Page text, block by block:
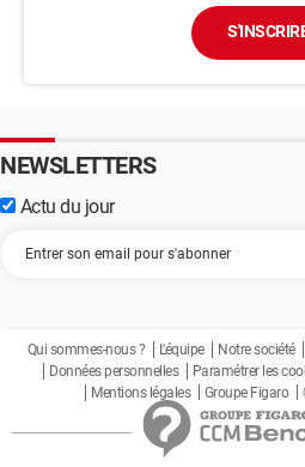
NEWSLETTERS
Actu du jour
Qui sommes-nous ? L'équipe Notre société
Données personnelles
Paramétrer les
Mentions légales
Groupe Figaro